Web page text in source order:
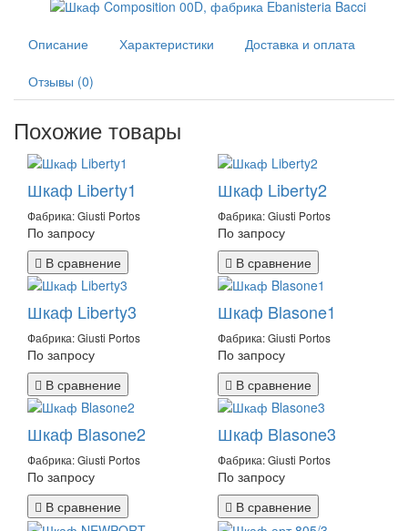
Описание Характеристики Доставка и оплата
Отзывы (0)
Похожие товары
Шкаф Liberty1
Фабрика: Giusti Portos
По запросу
В сравнение
Шкаф Liberty2
Фабрика: Giusti Portos
По запросу
В сравнение
Шкаф Liberty3
Фабрика: Giusti Portos
По запросу
В сравнение
Шкаф Blasone1
Фабрика: Giusti Portos
По запросу
В сравнение
Шкаф Blasone2
Фабрика: Giusti Portos
По запросу
В сравнение
Шкаф Blasone3
Фабрика: Giusti Portos
По запросу
В сравнение